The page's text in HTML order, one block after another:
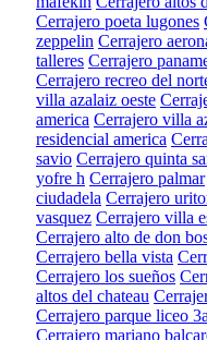
Cerrajero poeta lugones
zeppelin Cerrajero
talleres Cerrajero
Cerrajero recreo del
villa azalaiz oeste
america Cerrajero villa
residencial america
savio Cerrajero quinta
yofre h Cerrajero palmar
ciudadela Cerrajero
vasquez Cerrajero villa
Cerrajero alto de don
Cerrajero bella vista
Cerrajero los sueños
altos del chateau
Cerrajero parque liceo
Cerrajero mariano